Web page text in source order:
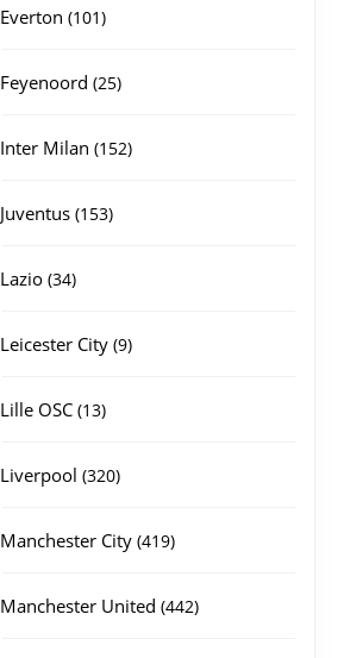
Everton 101101
Feyenoord 2525
Inter Milan 152152
Juventus 153153
Lazio 3434
Leicester City 99
Lille OSC 1313
Liverpool 320320
Manchester City 419419
Manchester United 442442